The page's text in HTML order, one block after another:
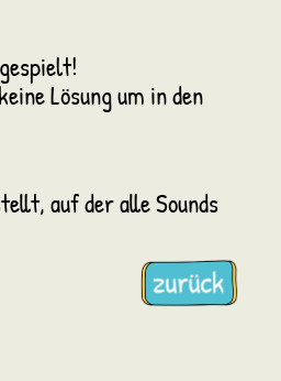
Lösung um in den
auf der alle Sounds